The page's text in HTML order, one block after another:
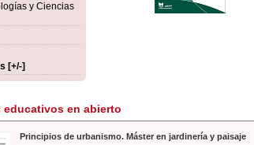
y Ciencias
[+/-]
educativos en abierto
Principios de urbanismo. Máster en jardinería y paisaje